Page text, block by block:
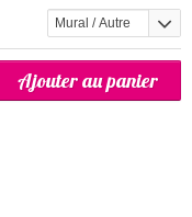
Mural / Autre
(interieur)